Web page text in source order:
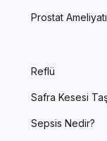
Prostat Ameliyatı
Reflü
Safra Kesesi
Sepsis Nedir?